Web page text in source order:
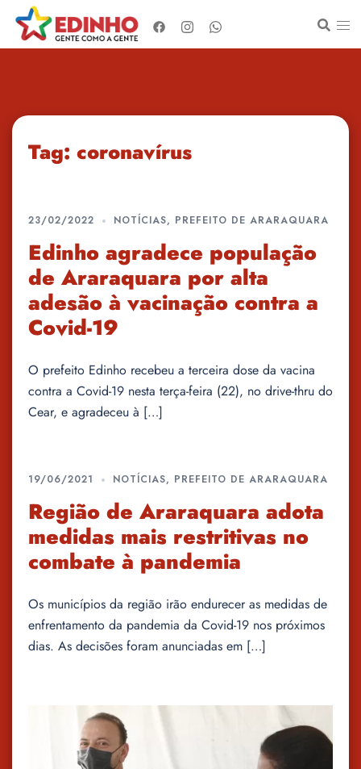
para
o
Tag: coronavírus
23/02/2022 NOTÍCIAS, PREFEITO DE ARARAQUARA
Edinho agradece população
de Araraquara por alta
adesão à vacinação contra a
Covid-19
O prefeito Edinho recebeu a terceira dose da vacina
contra a Covid-19 nesta terça-feira (22), no drive-thru do
Cear, e agradeceu à […]
19/06/2021 NOTÍCIAS, PREFEITO DE ARARAQUARA
Região de Araraquara adota
medidas mais restritivas no
combate à pandemia
Os municípios da região irão endurecer as medidas de
enfrentamento da pandemia da Covid-19 nos próximos
dias. As decisões foram anunciadas em […]